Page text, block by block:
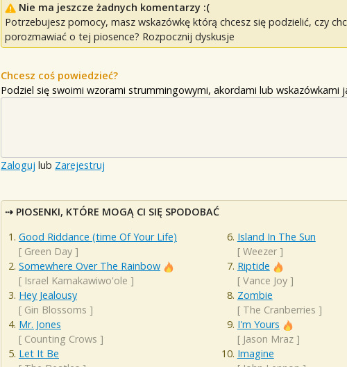
Nie ma jeszcze żadnych komentarzy :(
Potrzebujesz pomocy, masz wskazówkę którą chcesz się podzielić, czy
porozmawiać o tej piosence? Rozpocznij dyskusje
Chcesz coś powiedzieć?
Podziel się swoimi wzorami strummingowymi, akordami lub wskazówkami
Zaloguj lub Zarejestruj
PIOSENKI, KTÓRE MOGĄ CI SIĘ SPODOBAĆ
Good Riddance (time Of Your Life)
[ Green Day ]
Somewhere Over The Rainbow
[ Israel Kamakawiwo'ole ]
Hey Jealousy
[ Gin Blossoms ]
Mr. Jones
[ Counting Crows ]
Let It Be
Island In The Sun
[ Weezer]
Riptide
[ Vance Joy]
Zombie
[ The Cranberries ]
I'm Yours
[ Jason Mraz]
Imagine